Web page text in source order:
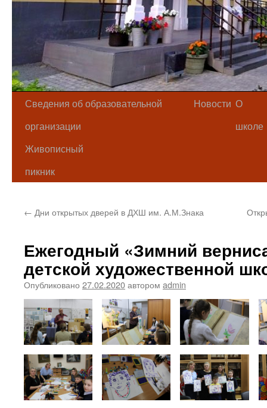
Сведения об образовательной
организации
Новости О
школе
Живописный
пикник
← Дни открытых дверей в ДХШ им. А.М.Знака
Ежегодный «Зимний
детской художественной
Опубликовано 27.02.2020автором admin